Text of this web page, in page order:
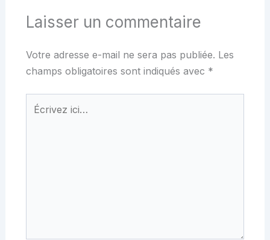
Laisser un commentaire
Votre adresse e-mail ne sera pas publiée. Les
champs obligatoires sont indiqués avec *
Écrivez
ici…